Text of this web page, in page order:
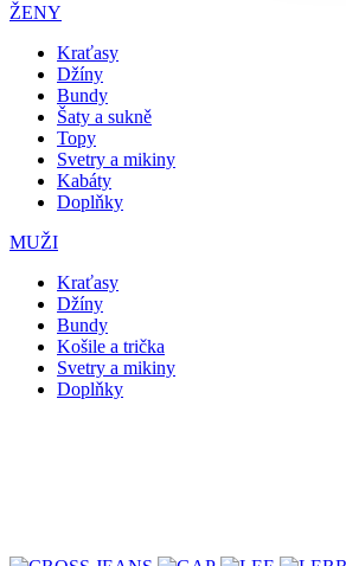
ŽENY
Kraťasy
Džíny
Bundy
Šaty a sukně
Topy
Svetry a mikiny
Kabáty
Doplňky
MUŽI
Kraťasy
Džíny
Bundy
Košile a trička
Svetry a mikiny
Doplňky